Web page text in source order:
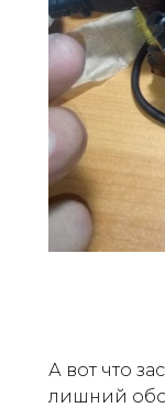
А вот что
лишний